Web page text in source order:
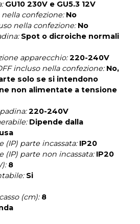
GU10 230V e GU5.3 12V
confezione: No
nella confezione: No
Spot o dicroiche normali
apparecchio: 220-240V
incluso nella confezione: No,
solo se si intendono
non alimentate a tensione
220-240V
Dipende dalla
(IP) parte incassata: IP20
(IP) parte non incassata: IP20
8
Si
(cm): 8